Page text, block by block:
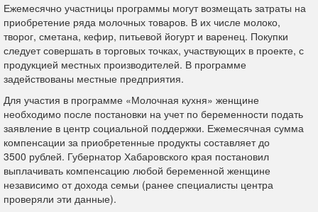
Ежемесячно участницы программы могут возмещать затраты на
приобретение ряда молочных товаров. В их числе молоко,
творог, сметана, кефир, питьевой йогурт и варенец. Покупки
следует совершать в торговых точках, участвующих в проекте, с
продукцией местных производителей. В программе
задействованы местные предприятия.
Для участия в программе «Молочная кухня» женщине
необходимо после постановки на учет по беременности подать
заявление в центр социальной поддержки. Ежемесячная сумма
компенсации за приобретенные продукты составляет до
3500 рублей. Губернатор Хабаровского края постановил
выплачивать компенсацию любой беременной женщине
независимо от дохода семьи (ранее специалисты центра
проверяли эти данные).